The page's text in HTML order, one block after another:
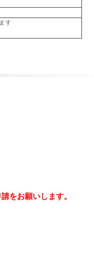
をお願いします。